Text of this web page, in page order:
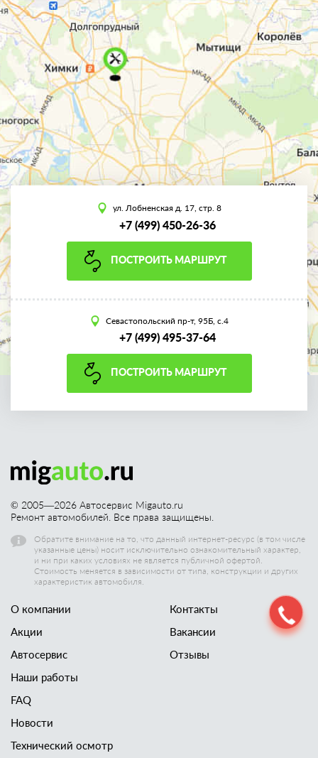
ул. Лобненская д. 17, стр. 8
+7 (499) 450-26-36
ПОСТРОИТЬ МАРШРУТ
Севастопольский пр-т, 95Б, с.4
+7 (499) 495-37-64
ПОСТРОИТЬ МАРШРУТ
© 2005—2026 Автосервис Migauto.ru
Ремонт автомобилей. Все права защищены.
Обратите внимание на то, что данный интернет-ресурс (в том числе
указанные цены) носит исключительно ознакомительный характер,
и ни при каких условиях не является публичной офертой.
Стоимость меняется в зависимости от типа, конструкции и других
характеристик автомобиля.
О компании
Акции
Автосервис
Наши работы
Контакты
Вакансии
Отзывы
FAQ
Новости
Технический осмотр